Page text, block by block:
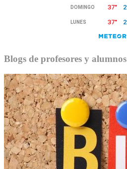
Blogs de profesores y alumnos